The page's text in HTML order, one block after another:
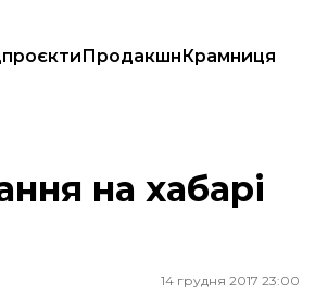
ПродакшнКрамниця
на хабарі
14 грудня 2017 23:00